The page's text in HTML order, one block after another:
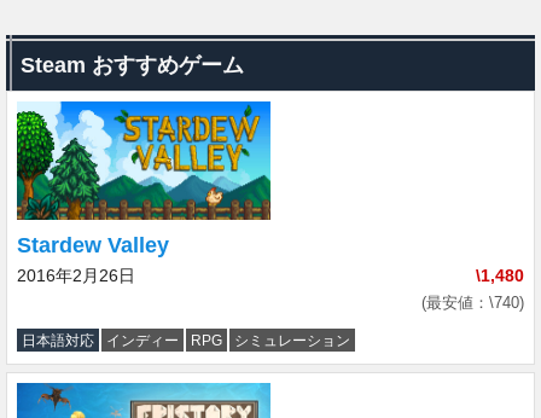
Steam おすすめゲーム
Stardew Valley
2016年2月26日 \1,480
(最安値：\740)
日本語対応 インディー RPG シミュレーション